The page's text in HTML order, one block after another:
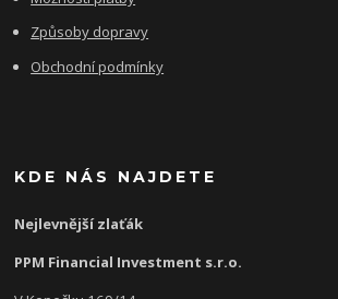
Způsoby dopravy
Obchodní podmínky
KDE NÁS NAJDETE
Nejlevnější zlaťák
PPM Financial Investment s.r.o.